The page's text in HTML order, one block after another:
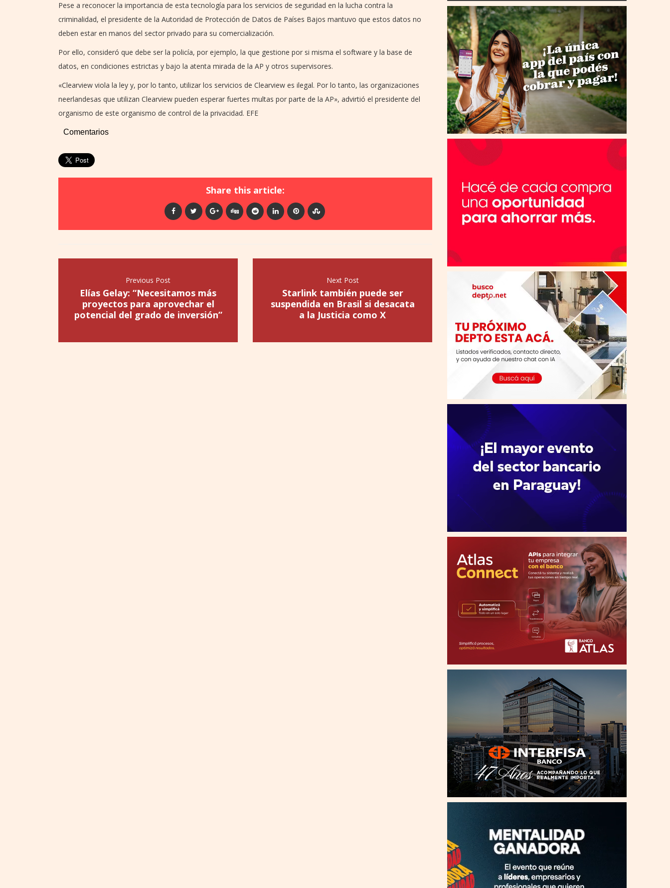
Pese a reconocer la importancia de esta tecnología para los servicios de seguridad en la lucha contra la
criminalidad, el presidente de la Autoridad de Protección de Datos de Países Bajos mantuvo que estos datos no
deben estar en manos del sector privado para su comercialización.
Por ello, consideró que debe ser la policía, por ejemplo, la que gestione por si misma el software y la base de
datos, en condiciones estrictas y bajo la atenta mirada de la AP y otros supervisores.
«Clearview viola la ley y, por lo tanto, utilizar los servicios de Clearview es ilegal. Por lo tanto, las organizaciones
neerlandesas que utilizan Clearview pueden esperar fuertes multas por parte de la AP», advirtió el presidente del
organismo de este organismo de control de la privacidad. EFE
Comentarios
Share this article:
Previous Post
Elías Gelay: “Necesitamos más
proyectos para aprovechar el
potencial del grado de inversión”
Next Post
Starlink también puede ser
suspendida en Brasil si desacata
a la Justicia como X